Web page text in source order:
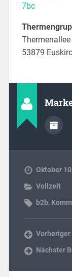
7bc
Thermenallee
53879
Oktober
Vollzeit
b2b,
Vorheriger
Nächster